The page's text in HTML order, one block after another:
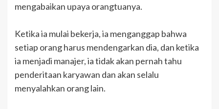
mengabaikan upaya orangtuanya.
Ketika ia mulai bekerja, ia menganggap bahwa
setiap orang harus mendengarkan dia, dan ketika
ia menjadi manajer, ia tidak akan pernah tahu
penderitaan karyawan dan akan selalu
menyalahkan orang lain.